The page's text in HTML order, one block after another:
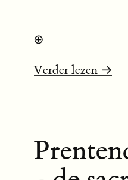
⊕
Verder lezen →